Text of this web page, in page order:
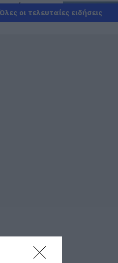
Στάχτη
1.000
στο
νερό τώρα
οι τελευταίες ειδήσεις